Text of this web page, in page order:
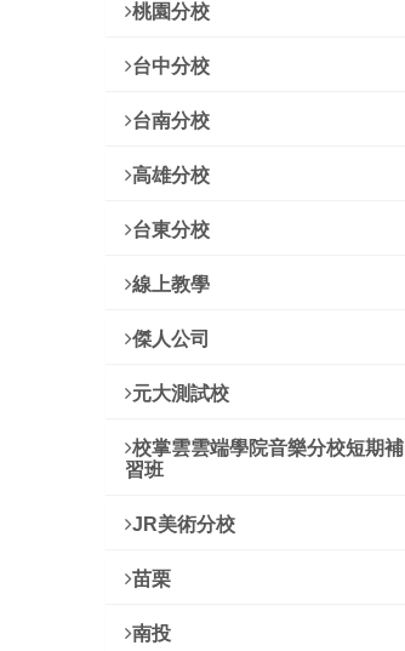
桃園分校
台中分校
台南分校
高雄分校
台東分校
線上教學
傑人公司
元大測試校
校掌雲雲端學院音樂分校短期補
習班
JR美術分校
苗栗
南投